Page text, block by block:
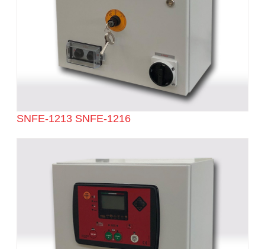
SNFE-1213 SNFE-1216